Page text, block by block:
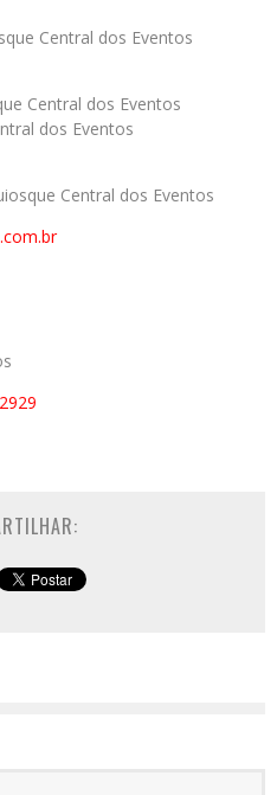
Central dos Eventos
Central dos Eventos
dos Eventos
Central dos Eventos